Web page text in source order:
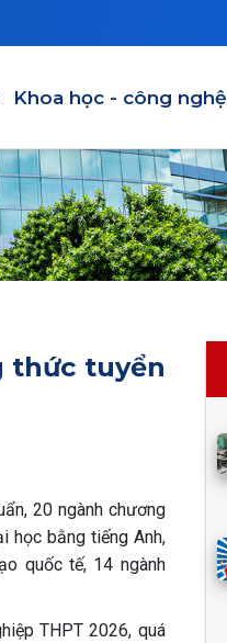
Khoa học - công nghệ
thức tuyển
20 ngành chương
học bằng tiếng Anh,
quốc tế, 14 ngành
THPT 2026, quá